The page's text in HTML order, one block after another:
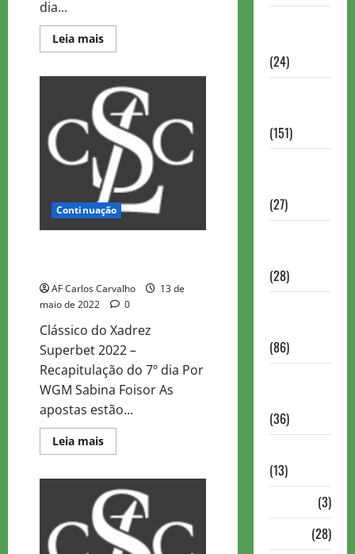
dia...
Leia maisRead
more
Superbet
Chess
Classic
Romênia-
Dia
8
Recapitulação
Continuação
AF Carlos Carvalho
13 de
maio de 2022
0
Clássico do Xadrez
Superbet 2022 –
Recapitulação do 7º dia Por
WGM Sabina Foisor As
apostas estão...
Leia maisRead
more
Superbet
Chess
Classic
Romênia
–
Dia
(24)
(151)
(27)
(28)
(86)
(36)
(13)
(3)
(28)